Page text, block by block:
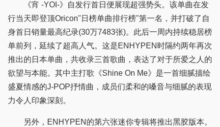
《宵 -YOI-》自发行首日便展现超强势头。该单曲在发
行当天即登顶Oricon"日榜单曲排行榜"第一名，并打破了自
身首日销量最高纪录(30万7483张)。此后一周内持续稳居榜
单前列，延续了超高人气。这是ENHYPEN时隔约两年再次
推出的日本单曲，共收录三首歌曲，表达了对于所爱之人的
欲望与本能。其中主打歌《Shine On Me》是一首细腻描绘
盛夏情感的J-POP抒情曲，成员们柔和的嗓音与细腻的表现
力令人印象深刻。
另外，ENHYPEN的第六张迷你专辑将推出黑胶版本。